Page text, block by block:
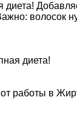
диета!
волосок
диета!
от работы в